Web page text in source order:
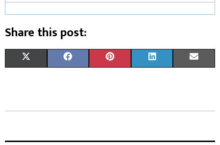
Share this post:
W E T K I